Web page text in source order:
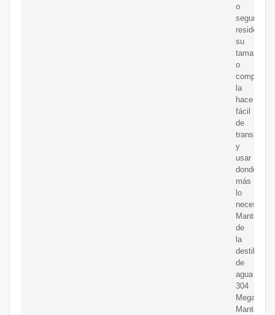
o
segundas
su
tama?
o
compacto
la
hace
fácil
de
transportar
y
usar
donde
más
lo
necesites.
de
la
destiladora
de
agua
304
Mantener